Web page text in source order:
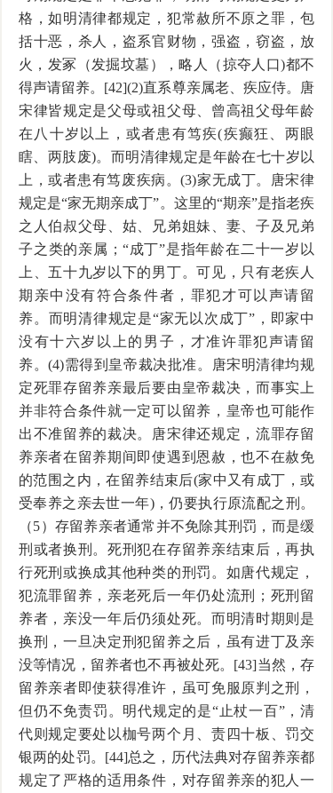
格，如明清律都规定，犯常赦所不原之罪，包
括十恶，杀人，盗系官财物，强盗，窃盗，放
火，发冢（发掘坟墓），略人（掠夺人口)都不
得声请留养。[42](2)直系尊亲属老、疾应侍。唐
宋律皆规定是父母或祖父母、曾高祖父母年龄
在八十岁以上，或者患有笃疾(疾癫狂、两眼
瞎、两肢废)。而明清律规定是年龄在七十岁以
上，或者患有笃废疾病。(3)家无成丁。唐宋律
规定是“家无期亲成丁”。这里的“期亲”是指老疾
之人伯叔父母、姑、兄弟姐妹、妻、子及兄弟
子之类的亲属；“成丁”是指年龄在二十一岁以
上、五十九岁以下的男丁。可见，只有老疾人
期亲中没有符合条件者，罪犯才可以声请留
养。而明清律规定是“家无以次成丁”，即家中
没有十六岁以上的男子，才准许罪犯声请留
养。(4)需得到皇帝裁决批准。唐宋明清律均规
定死罪存留养亲最后要由皇帝裁决，而事实上
并非符合条件就一定可以留养，皇帝也可能作
出不准留养的裁决。唐宋律还规定，流罪存留
养亲者在留养期间即使遇到恩赦，也不在赦免
的范围之内，在留养结束后(家中又有成丁，或
受奉养之亲去世一年)，仍要执行原流配之刑。
（5）存留养亲者通常并不免除其刑罚，而是缓
刑或者换刑。死刑犯在存留养亲结束后，再执
行死刑或换成其他种类的刑罚。如唐代规定，
犯流罪留养，亲老死后一年仍处流刑；死刑留
养者，亲没一年后仍须处死。而明清时期则是
换刑，一旦决定刑犯留养之后，虽有进丁及亲
没等情况，留养者也不再被处死。[43]当然，存
留养亲者即使获得准许，虽可免服原判之刑，
但仍不免责罚。明代规定的是“止杖一百”，清
代则规定要处以枷号两个月、责四十板、罚交
银两的处罚。[44]总之，历代法典对存留养亲都
规定了严格的适用条件，对存留养亲的犯人一